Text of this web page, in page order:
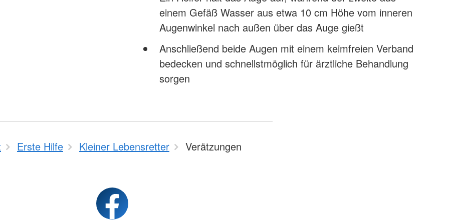
einem Gefäß Wasser aus etwa 10 cm Höhe vom inneren
Augenwinkel nach außen über das Auge gießt
Anschließend beide Augen mit einem keimfreien Verband
bedecken und schnellstmöglich für ärztliche Behandlung
sorgen
Erste Hilfe Kleiner Lebensretter Verätzungen